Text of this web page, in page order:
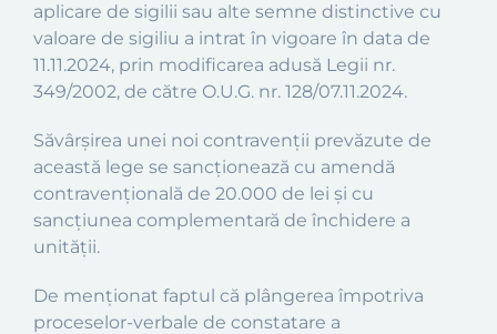
aplicare de sigilii sau alte semne distinctive cu
valoare de sigiliu a intrat în vigoare în data de
11.11.2024, prin modificarea adusă Legii nr.
349/2002, de către O.U.G. nr. 128/07.11.2024.
Săvârşirea unei noi contravenţii prevăzute de
această lege se sancţionează cu amendă
contravenţională de 20.000 de lei şi cu
sancţiunea complementară de închidere a
unităţii.
De menționat faptul că plângerea împotriva
proceselor-verbale de constatare a